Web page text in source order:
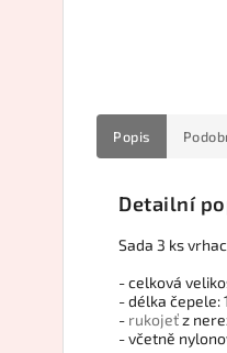
Popis
Detailní
Sada 3 ks
- celková
- délka čepele:
- rukojeťz
- včetně